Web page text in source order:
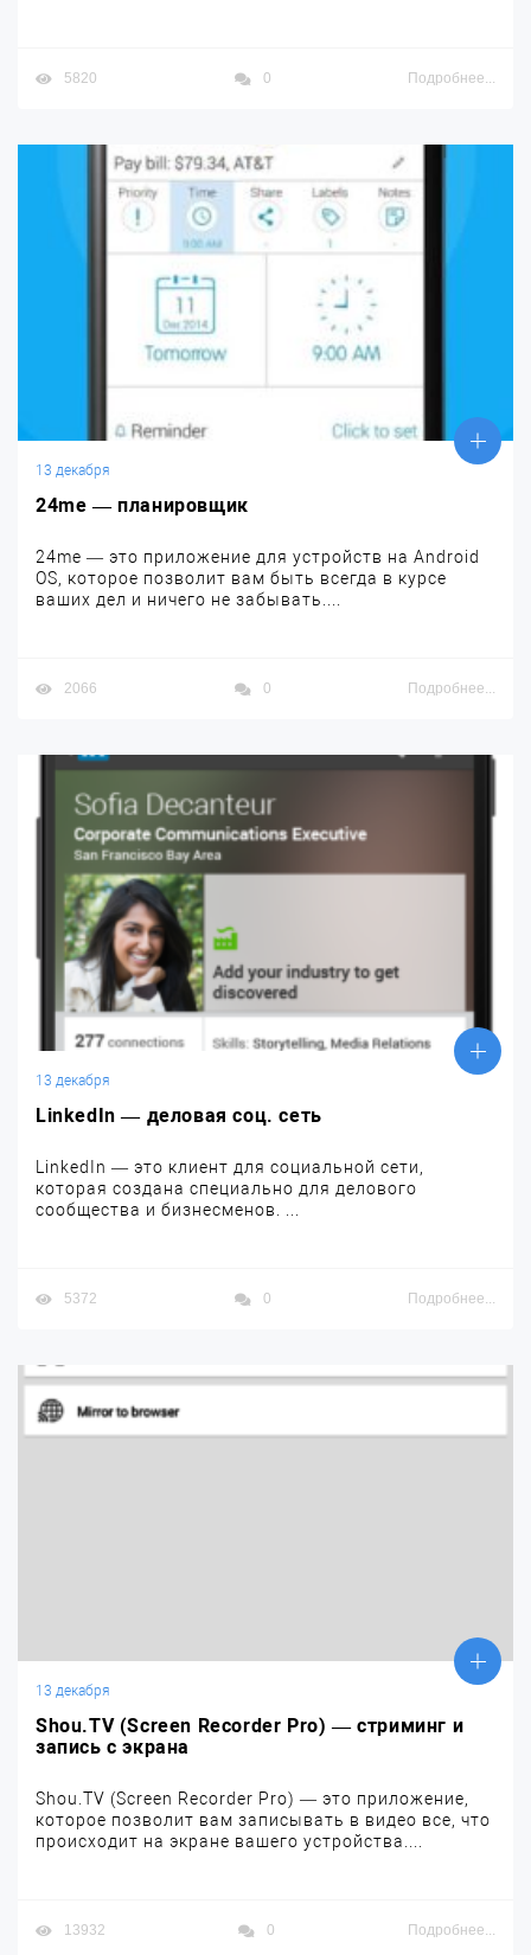
5820 0 Подробнее...
13 декабря
24me — планировщик
24me — это приложение для устройств на Android
OS, которое позволит вам быть всегда в курсе
ваших дел и ничего не забывать....
2066 0 Подробнее...
13 декабря
LinkedIn — деловая соц. сеть
LinkedIn — это клиент для социальной сети,
которая создана специально для делового
сообщества и бизнесменов. ...
5372 0 Подробнее...
13 декабря
Shou.TV (Screen Recorder Pro) — стриминг и
запись с экрана
Shou.TV (Screen Recorder Pro) — это приложение,
которое позволит вам записывать в видео все, что
происходит на экране вашего устройства....
13932 0 Подробнее...